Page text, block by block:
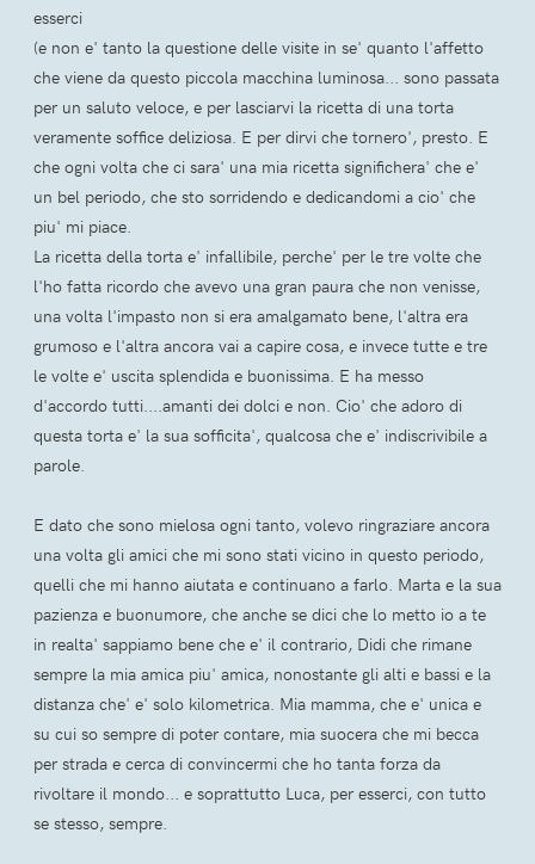
esserci
(e non e' tanto la questione delle visite in se' quanto l'affetto
che viene da questo piccola macchina luminosa... sono passata
per un saluto veloce, e per lasciarvi la ricetta di una torta
veramente soffice deliziosa. E per dirvi che tornero', presto. E
che ogni volta che ci sara' una mia ricetta significhera' che e'
un bel periodo, che sto sorridendo e dedicandomi a cio' che
piu' mi piace.
La ricetta della torta e' infallibile, perche' per le tre volte che
l'ho fatta ricordo che avevo una gran paura che non venisse,
una volta l'impasto non si era amalgamato bene, l'altra era
grumoso e l'altra ancora vai a capire cosa, e invece tutte e tre
le volte e' uscita splendida e buonissima. E ha messo
d'accordo tutti....amanti dei dolci e non. Cio' che adoro di
questa torta e' la sua sofficita', qualcosa che e' indiscrivibile a
parole.
E dato che sono mielosa ogni tanto, volevo ringraziare ancora
una volta gli amici che mi sono stati vicino in questo periodo,
quelli che mi hanno aiutata e continuano a farlo. Marta e la sua
pazienza e buonumore, che anche se dici che lo metto io a te
in realta' sappiamo bene che e' il contrario, Didi che rimane
sempre la mia amica piu' amica, nonostante gli alti e bassi e la
distanza che' e' solo kilometrica. Mia mamma, che e' unica e
su cui so sempre di poter contare, mia suocera che mi becca
per strada e cerca di convincermi che ho tanta forza da
rivoltare il mondo... e soprattutto Luca, per esserci, con tutto
se stesso, sempre.